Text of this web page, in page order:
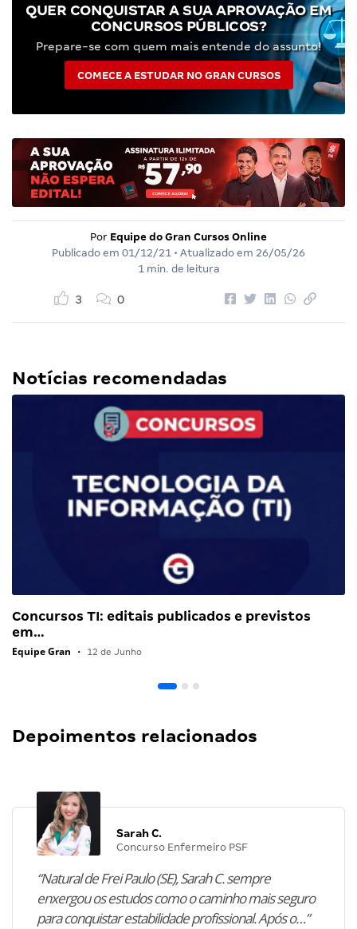
QUER CONQUISTAR A SUA APROVAÇÃO EM
CONCURSOS PÚBLICOS?
Prepare-se com quem mais entende do assunto!
COMECE A ESTUDAR NO GRAN CURSOS
Por Equipe do Gran Cursos Online
Publicado em 01/12/21 • Atualizado em 26/05/26
1 min. de leitura
3 0
Notícias recomendadas
Concursos TI: editais publicados e previstos
em…
Equipe Gran • 12 de Junho
Depoimentos relacionados
Sarah C.
Concurso Enfermeiro PSF
“Natural de Frei Paulo (SE), Sarah C. sempre
enxergou os estudos como o caminho mais seguro
para conquistar estabilidade profissional. Após o…”